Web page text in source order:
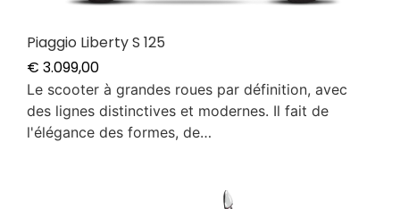
Piaggio Liberty S 125
€ 3.099,00
Le scooter à grandes roues par définition, avec
des lignes distinctives et modernes. Il fait de
l'élégance des formes, de…